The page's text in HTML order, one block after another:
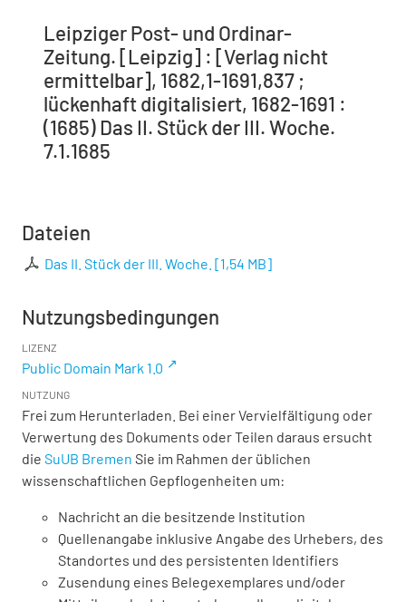
Leipziger Post- und Ordinar-
Zeitung. [Leipzig] : [Verlag nicht
ermittelbar], 1682,1-1691,837 ;
lückenhaft digitalisiert, 1682-1691 :
(1685) Das II. Stück der III. Woche.
7.1.1685
Dateien
Das II. Stück der III. Woche. [1,54 MB]
Nutzungsbedingungen
LIZENZ
Public Domain Mark 1.0
NUTZUNG
Frei zum Herunterladen. Bei einer Vervielfältigung oder
Verwertung des Dokuments oder Teilen daraus ersucht
die SuUB Bremen Sie im Rahmen der üblichen
wissenschaftlichen Gepflogenheiten um:
Nachricht an die besitzende Institution
Quellenangabe inklusive Angabe des Urhebers, des
Standortes und des persistenten Identifiers
Zusendung eines Belegexemplares und/oder